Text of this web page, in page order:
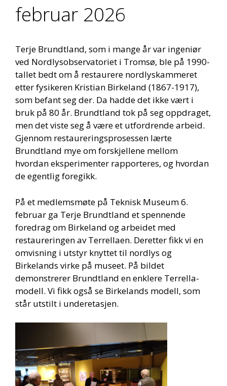
februar 2026
Terje Brundtland, som i mange år var ingeniør
ved Nordlysobservatoriet i Tromsø, ble på 1990-
tallet bedt om å restaurere nordlyskammeret
etter fysikeren Kristian Birkeland (1867-1917),
som befant seg der. Da hadde det ikke vært i
bruk på 80 år. Brundtland tok på seg oppdraget,
men det viste seg å være et utfordrende arbeid.
Gjennom restaureringsprosessen lærte
Brundtland mye om forskjellene mellom
hvordan eksperimenter rapporteres, og hvordan
de egentlig foregikk.
På et medlemsmøte på Teknisk Museum 6.
februar ga Terje Brundtland et spennende
foredrag om Birkeland og arbeidet med
restaureringen av Terrellaen. Deretter fikk vi en
omvisning i utstyr knyttet til nordlys og
Birkelands virke på museet. På bildet
demonstrerer Brundtland en enklere Terrella-
modell. Vi fikk også se Birkelands modell, som
står utstilt i underetasjen.